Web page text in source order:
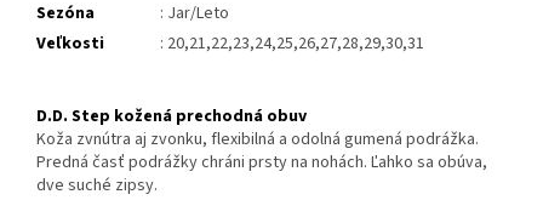
Sezóna
: Jar/Leto
Veľkosti
: 20,21,22,23,24,25,26,27,28,29,30,31
D.D. Step kožená prechodná obuv
Koža zvnútra aj zvonku, flexibilná a odolná gumená podrážka.
Predná časť podrážky chráni prsty na nohách. Ľahko sa obúva,
dve suché zipsy.